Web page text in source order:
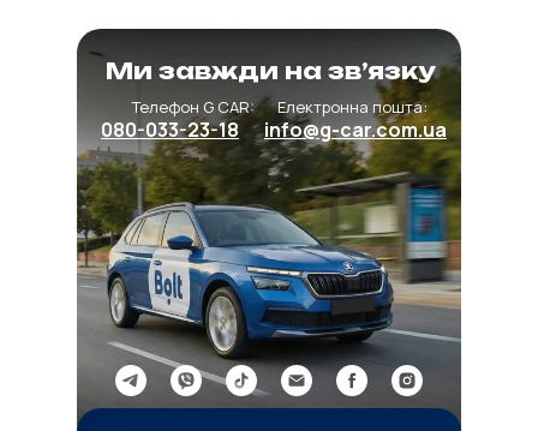
info@g-car.com.ua
Електронна пошта:
080-033-23-18
Телефон G CAR:
Ми завжди на зв’язку